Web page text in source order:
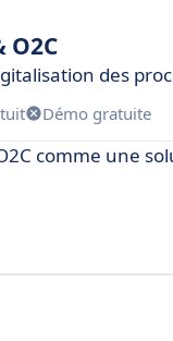
O2C
des
Démo gratuite
comme une